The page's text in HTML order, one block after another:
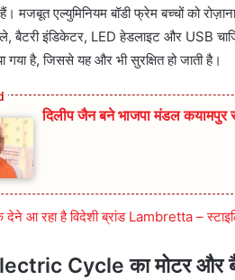
मजबूत एल्युमिनियम बॉडी फ्रेम बच्चों को
बैटरी इंडिकेटर, LED हेडलाइट और USB
गया है, जिससे यह और भी सुरक्षित हो जाती है।
दिलीप जैन बने भाजपा मंडल
देने आ रहा है विदेशी ब्रांड Lambretta –
Cycle का मोटर और